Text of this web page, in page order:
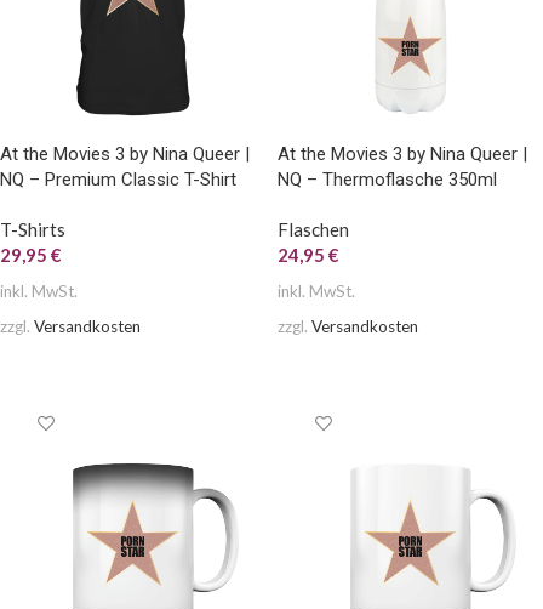
At the Movies 3 by Nina Queer |
NQ – Premium Classic T-Shirt
T-Shirts
29,95 €
inkl. MwSt.
zzgl. Versandkosten
At the Movies 3 by Nina Queer |
NQ – Thermoflasche 350ml
Flaschen
24,95 €
inkl. MwSt.
zzgl. Versandkosten